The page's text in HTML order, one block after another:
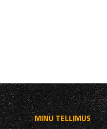
MINU TELLIMUS